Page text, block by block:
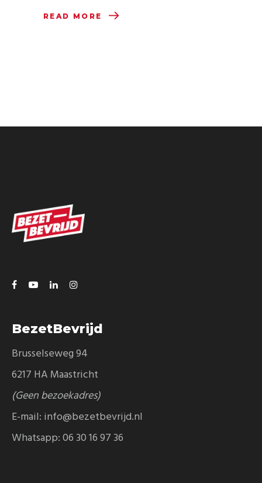
READ MORE
BezetBevrijd
Brusselseweg 94
6217 HA Maastricht
(Geen bezoekadres)
E-mail: info@bezetbevrijd.nl
Whatsapp:06 30 16 97 36